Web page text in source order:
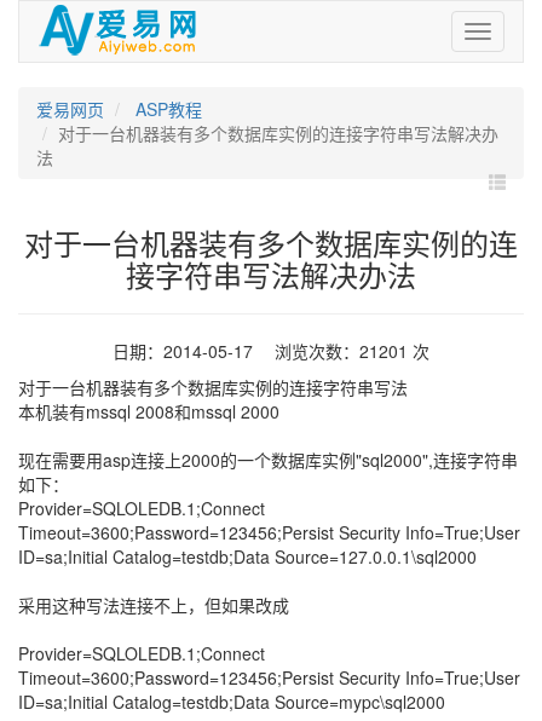
爱
易
爱易网页
ASP教程
对于一台机器装有多个数据库实例的连接字符串写法解决办
法
对于一台机器装有多个数据库实例的连
接字符串写法解决办法
日期：2014-05-17 浏览次数：21201 次
对于一台机器装有多个数据库实例的连接字符串写法
本机装有mssql 2008和mssql 2000
现在需要用asp连接上2000的一个数据库实例"sql2000",连接字符串
如下：
Provider=SQLOLEDB.1;Connect
Timeout=3600;Password=123456;Persist Security Info=True;User
ID=sa;Initial Catalog=testdb;Data Source=127.0.0.1\sql2000
采用这种写法连接不上，但如果改成
Provider=SQLOLEDB.1;Connect
Timeout=3600;Password=123456;Persist Security Info=True;User
ID=sa;Initial Catalog=testdb;Data Source=mypc\sql2000